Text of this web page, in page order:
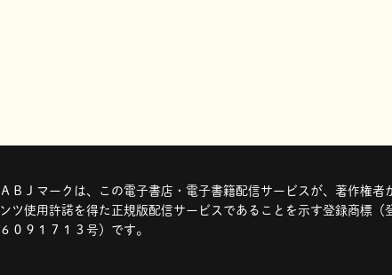
ＡＢＪマークは、この電子書店・電子書籍配信サービスが、著作権者
ンツ使用許諾を得た正規版配信サービスであることを示す登録商標（
６０９１７１３号）です。